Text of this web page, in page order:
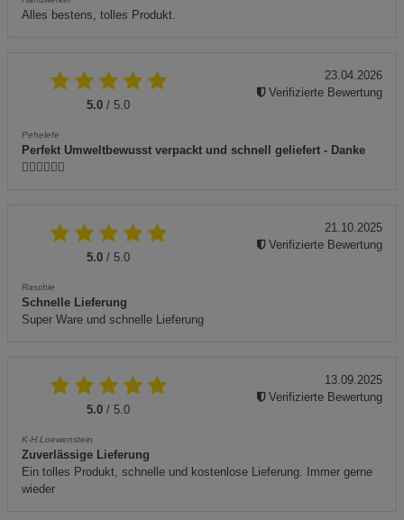
Alles bestens, tolles Produkt.
5.0 / 5.0
Pehelefe
Perfekt Umweltbewusst verpackt und schnell geliefert - Danke
👍🏻👍🏻👍🏻
23.04.2026
Verifizierte Bewertung
5.0 / 5.0
Raschie
Schnelle Lieferung
Super Ware und schnelle Lieferung
21.10.2025
Verifizierte Bewertung
5.0 / 5.0
K-H.Loewenstein
Zuverlässige Lieferung
Ein tolles Produkt, schnelle und kostenlose Lieferung. Immer gerne
wieder
13.09.2025
Verifizierte Bewertung